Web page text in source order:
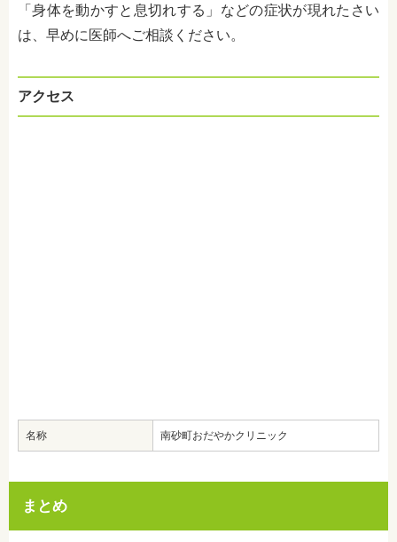
「身体を動かすと息切れする」などの症状が現れたさい
は、早めに医師へご相談ください。
アクセス
名称 南砂町おだやかクリニック
まとめ